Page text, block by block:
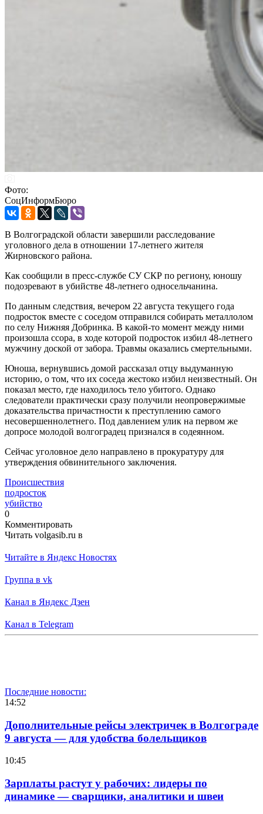
Фото:
СоцИнформБюро
В Волгоградской области завершили расследование
уголовного дела в отношении 17-летнего жителя
Жирновского района.
Как сообщили в пресс-службе СУ СКР по региону, юношу
подозревают в убийстве 48-летнего односельчанина.
По данным следствия, вечером 22 августа текущего года
подросток вместе с соседом отправился собирать металлолом
по селу Нижняя Добринка. В какой-то момент между ними
произошла ссора, в ходе которой подросток избил 48-летнего
мужчину доской от забора. Травмы оказались смертельными.
Юноша, вернувшись домой рассказал отцу выдуманную
историю, о том, что их соседа жестоко избил неизвестный. Он
показал место, где находилось тело убитого. Однако
следователи практически сразу получили неопровержимые
доказательства причастности к преступлению самого
несовершеннолетнего. Под давлением улик на первом же
допросе молодой волгоградец признался в содеянном.
Сейчас уголовное дело направлено в прокуратуру для
утверждения обвинительного заключения.
Происшествия
подросток
убийство
0
Комментировать
Читать volgasib.ru в
Читайте в Яндекс Новостях
Группа в vk
Канал в Яндекс Дзен
Канал в Telegram
Последние новости:
14:52
Дополнительные рейсы электричек в Волгограде
9 августа — для удобства болельщиков
10:45
Зарплаты растут у рабочих: лидеры по
динамике — сварщики, аналитики и швеи